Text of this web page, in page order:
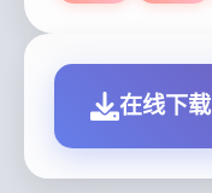
在线下载